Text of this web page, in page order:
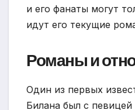
и его фанаты могут
идут его текущие
Романы и
Один из первых
Билана был с